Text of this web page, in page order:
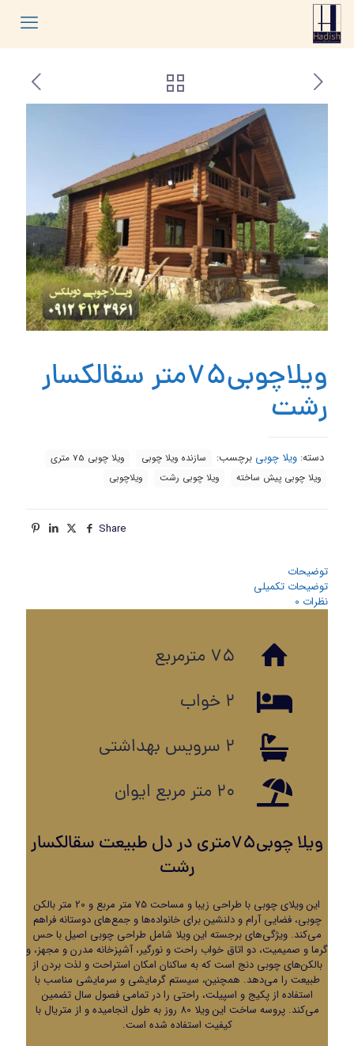
ویلاچوبی75متر سقالکسار
رشت
دسته: ویلا چوبی برچسب: سازنده ویلا چوبی
ویلا چوبی 75 متری
ویلا چوبی پیش ساخته
ویلا چوبی رشت ویلاچوبی
Share
توضیحات
توضیحات تکمیلی
نظرات 0
75 مترمربع
2 خواب
2 سرویس بهداشتی
20 متر مربع ایوان
ویلا چوبی75متری در دل طبیعت سقالکسار
رشت
این ویلای چوبی با طراحی زیبا و مساحت 75 متر مربع و 20 متر بالکن
چوبی، فضایی آرام و دلنشین برای خانواده‌ها و جمع‌های دوستانه فراهم
می‌کند. ویژگی‌های برجسته این ویلا شامل طراحی چوبی اصیل با حس
گرما و صمیمیت، دو اتاق خواب راحت و نورگیر، آشپزخانه مدرن و مجهز، و
بالکن‌های چوبی دنج است که به ساکنان امکان استراحت و لذت بردن از
طبیعت را می‌دهد. همچنین، سیستم گرمایشی و سرمایشی مناسب با
استفاده از پکیج و اسپیلت، راحتی را در تمامی فصول سال تضمین
می‌کند. پروسه ساخت این ویلا 80 روز به طول انجامیده و از متریال با
کیفیت استفاده شده است.